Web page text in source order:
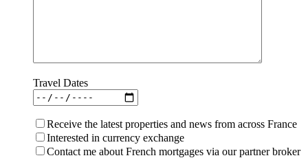
Travel Dates
Receive the latest properties and news from across France
Interested in currency exchange
Contact me about French mortgages via our partner broker